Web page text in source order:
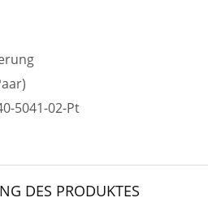
5041-02-Pt
DES PRODUKTES